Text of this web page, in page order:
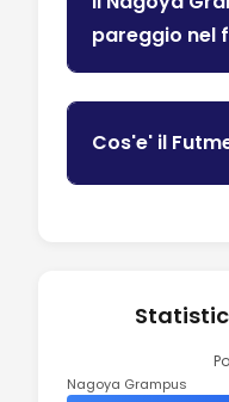
pareggio nel
Cos'e' il
Nagoya Grampus